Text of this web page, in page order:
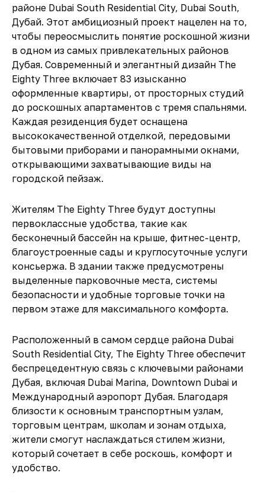
районе Dubai South Residential City, Dubai South,
Дубай. Этот амбициозный проект нацелен на то,
чтобы переосмыслить понятие роскошной жизни
в одном из самых привлекательных районов
Дубая. Современный и элегантный дизайн The
Eighty Three включает 83 изысканно
оформленные квартиры, от просторных студий
до роскошных апартаментов с тремя спальнями.
Каждая резиденция будет оснащена
высококачественной отделкой, передовыми
бытовыми приборами и панорамными окнами,
открывающими захватывающие виды на
городской пейзаж.
Жителям The Eighty Three будут доступны
первоклассные удобства, такие как
бесконечный бассейн на крыше, фитнес-центр,
благоустроенные сады и круглосуточные услуги
консьержа. В здании также предусмотрены
выделенные парковочные места, системы
безопасности и удобные торговые точки на
первом этаже для максимального комфорта.
Расположенный в самом сердце района Dubai
South Residential City, The Eighty Three обеспечит
беспрецедентную связь с ключевыми районами
Дубая, включая Dubai Marina, Downtown Dubai и
Международный аэропорт Дубая. Благодаря
близости к основным транспортным узлам,
торговым центрам, школам и зонам отдыха,
жители смогут наслаждаться стилем жизни,
который сочетает в себе роскошь, комфорт и
удобство.